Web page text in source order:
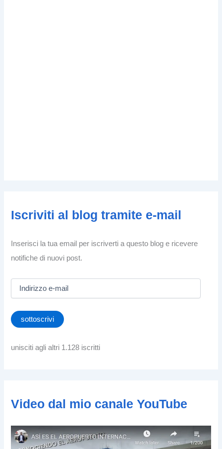
Iscriviti al blog tramite e-mail
Inserisci la tua email per iscriverti a questo blog e ricevere
notifiche di nuovi post.
i
r
z
a
sottoscrivi
unisciti agli altri 1.128 iscritti
Video dal mio canale YouTube